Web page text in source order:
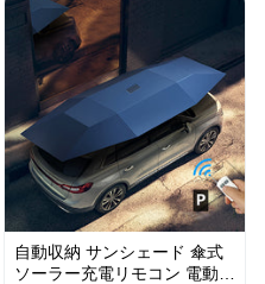
自動収納 サンシェード 傘式
ソーラー充電リモコン 電動